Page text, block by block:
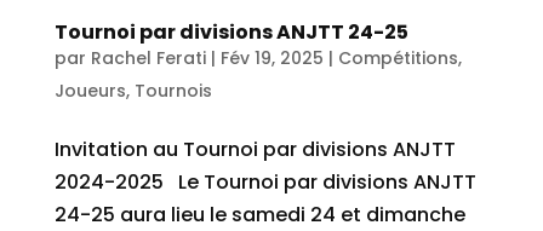
Tournoi par divisions ANJTT 24-25
par Rachel Ferati| Fév 19, 2025 | Compétitions,
Joueurs, Tournois
Invitation au Tournoi par divisions ANJTT
2024-2025 Le Tournoi par divisions ANJTT
24-25 aura lieu le samedi 24 et dimanche